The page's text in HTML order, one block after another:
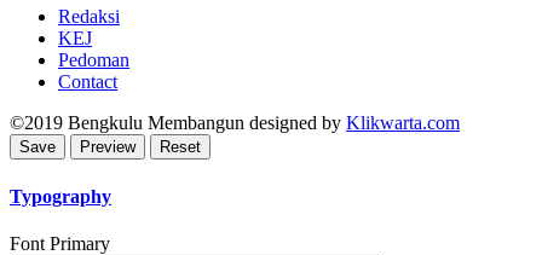
Redaksi
KEJ
Pedoman
Contact
©2019 Bengkulu Membangun designed by Klikwarta.com
Typography
Font Primary